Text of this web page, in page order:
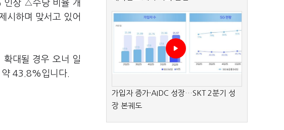
인상 △수당 비율 개
시하며 맞서고 있어
확대될 경우 오너 일
약 43.8%입니다.
가입자 증가·AIDC 성장…SKT 2분기 성
장 본궤도